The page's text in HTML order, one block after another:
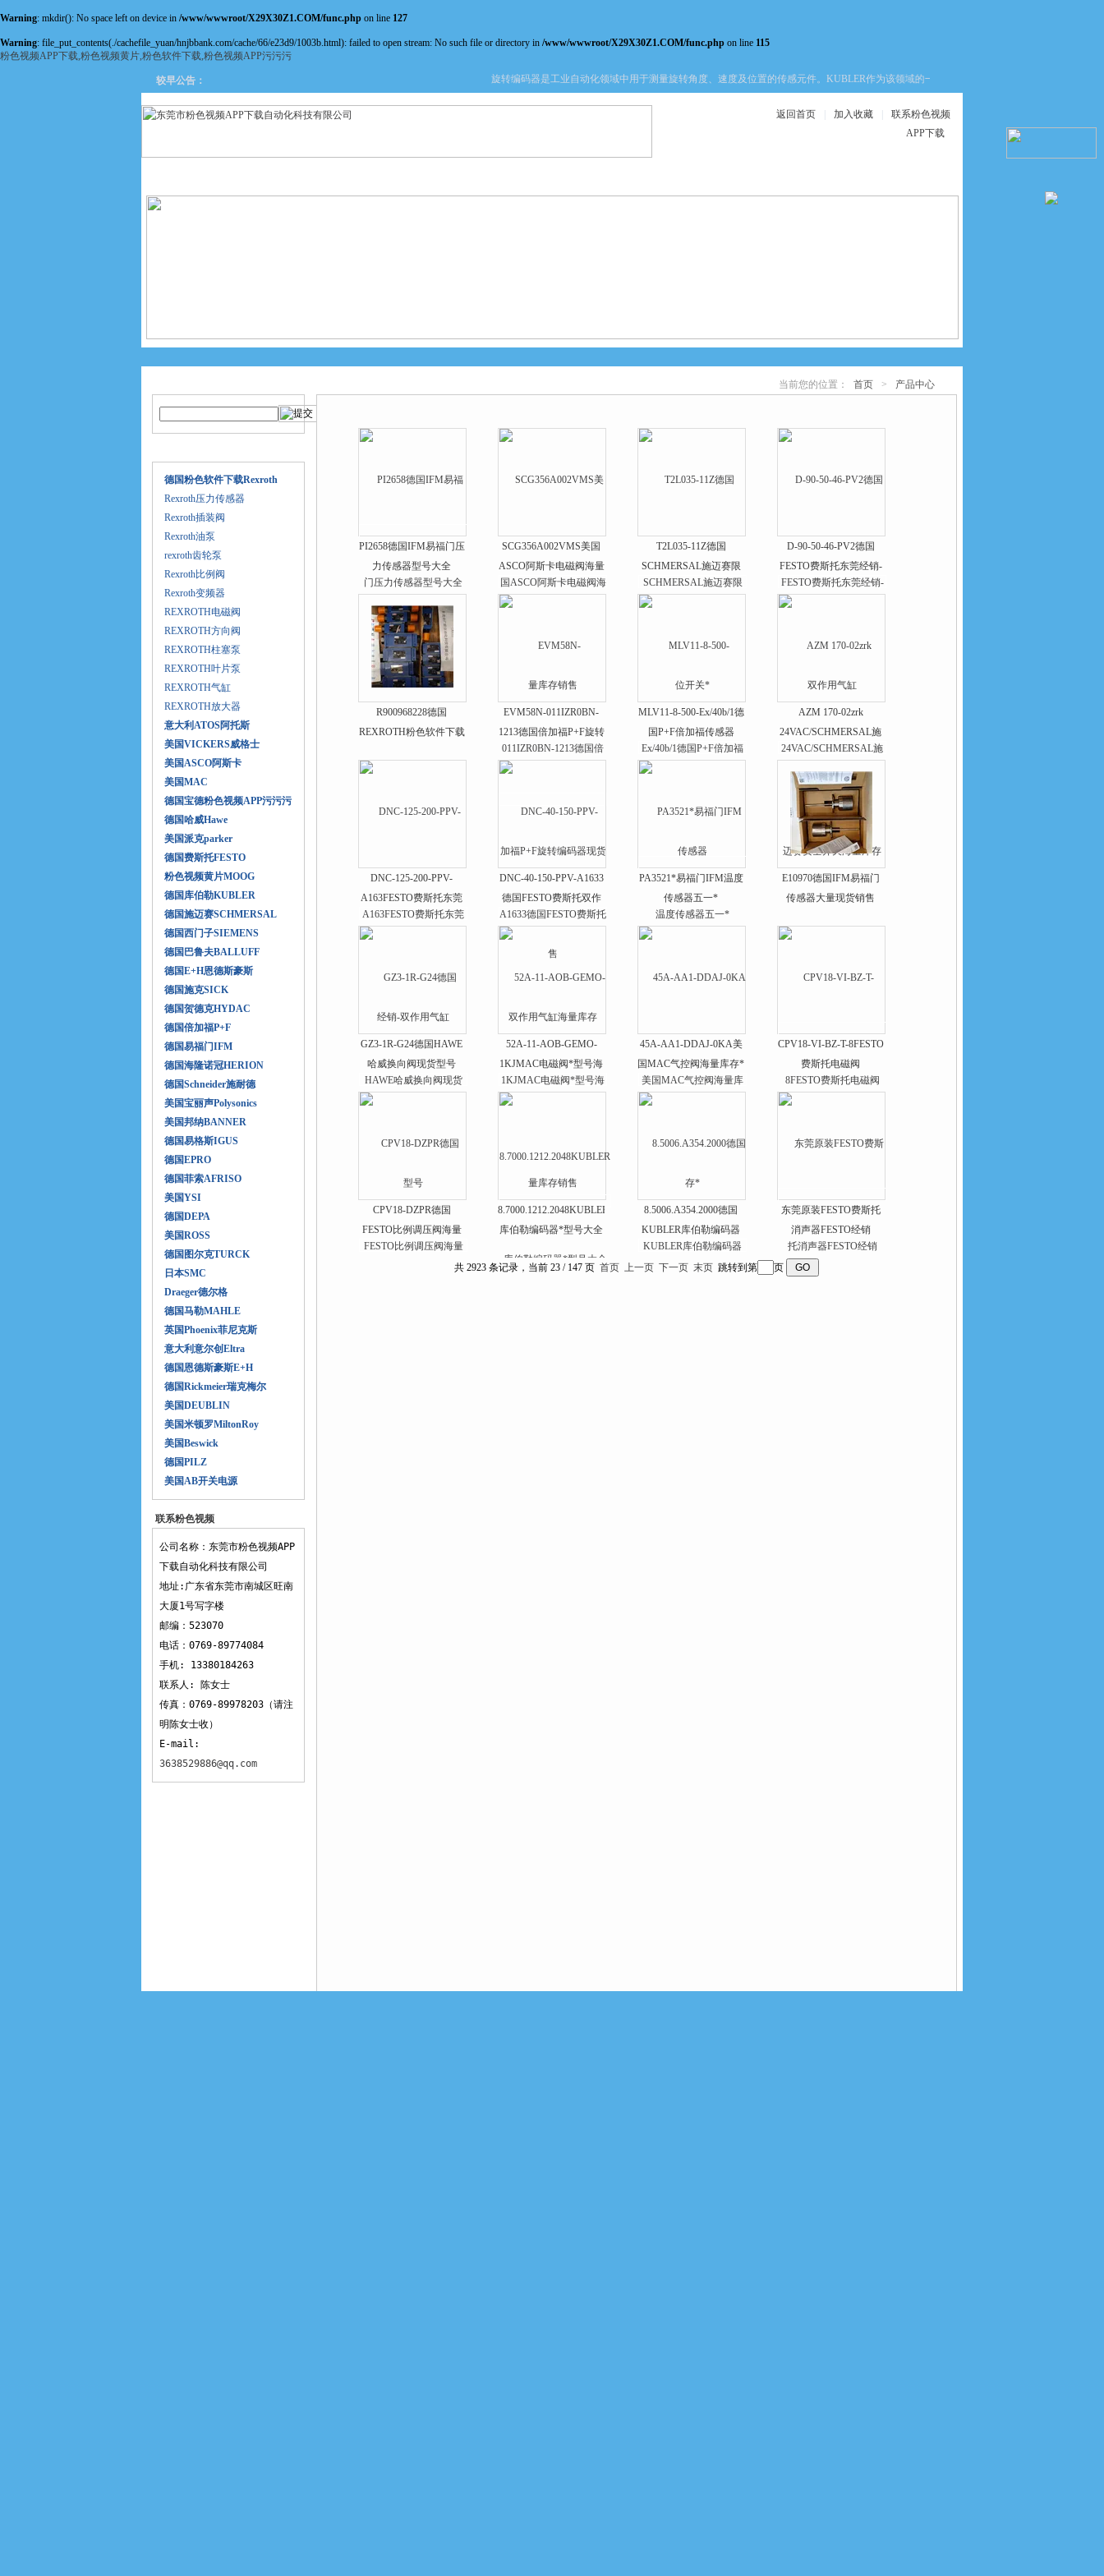
Warning: mkdir(): No space left on device in /www/wwwroot/X29X30Z1.COM/func.php on line 127
Warning: file_put_contents(./cachefile_yuan/hnjbbank.com/cache/66/e23d9/1003b.html): failed to open stream: No such file or directory in /www/wwwroot/X29X30Z1.COM/func.php on line 115
粉色视频APP下载,粉色视频黄片,粉色软件下载,粉色视频APP污污污
较早公告： 旋转编码器是工业自动化领域中用于测量旋转角度、速度及位置的传感元件。KUBLER作为该领域的一个品牌，其产品线覆盖了增量式、绝
返回首页 加入收藏
联系粉色视频
APP下载
下载 下载
德国粉色软件下载Rexroth
Rexroth压力传感器
Rexroth插装阀
Rexroth油泵
rexroth齿轮泵
Rexroth比例阀
Rexroth变频器
REXROTH电磁阀
REXROTH方向阀
REXROTH柱塞泵
REXROTH叶片泵
REXROTH气缸
REXROTH放大器
意大利ATOS阿托斯
美国VICKERS威格士
美国ASCO阿斯卡
美国MAC
德国宝德粉色视频APP污污污
德国哈威Hawe
美国派克parker
德国费斯托FESTO
粉色视频黄片MOOG
德国库伯勒KUBLER
德国施迈赛SCHMERSAL
德国西门子SIEMENS
德国巴鲁夫BALLUFF
德国E+H恩德斯豪斯
德国施克SICK
德国贺德克HYDAC
德国倍加福P+F
德国易福门IFM
德国海隆诺冠HERION
德国Schneider施耐德
美国宝丽声Polysonics
美国邦纳BANNER
德国易格斯IGUS
德国EPRO
德国菲索AFRISO
美国YSI
德国DEPA
美国ROSS
德国图尔克TURCK
日本SMC
Draeger德尔格
德国马勒MAHLE
英国Phoenix菲尼克斯
意大利意尔创Eltra
德国恩德斯豪斯E+H
德国Rickmeier瑞克梅尔
美国DEUBLIN
美国米顿罗MiltonRoy
美国Beswick
德国PILZ
美国AB开关电源
联系粉色视频
APP下载
公司名称：东莞市粉色视频APP
下载自动化科技有限公司
地址:广东省东莞市南城区旺南
大厦1号写字楼
邮编：523070
电话：0769-89774084
手机: 13380184263
联系人: 陈女士
传真：0769-89978203（请注
明陈女士收）
E-mail:
3638529886@qq.com
当前您的位置： 首页 > 产品中心
PI2658德国IFM易福门压
力传感器型号大全
SCG356A002VMS美国
ASCO阿斯卡电磁阀海量
库存销售
T2L035-11Z德国
SCHMERSAL施迈赛限
位开关*
D-90-50-46-PV2德国
FESTO费斯托东莞经销-
双作用气缸
R900968228德国
REXROTH粉色软件下载
EVM58N-011IZR0BN-
1213德国倍加福P+F旋转
编码器现货售
MLV11-8-500-Ex/40b/1德
国P+F倍加福传感器
AZM 170-02zrk
24VAC/SCHMERSAL施
迈赛安全开关海量库存
DNC-125-200-PPV-
A163FESTO费斯托东莞
经销-双作用气缸
DNC-40-150-PPV-A1633
德国FESTO费斯托双作
用气缸海量库存
PA3521*易福门IFM温度
传感器五一*
E10970德国IFM易福门
传感器大量现货销售
GZ3-1R-G24德国HAWE
哈威换向阀现货型号
52A-11-AOB-GEMO-
1KJMAC电磁阀*型号海
量库存销售
45A-AA1-DDAJ-0KA美
国MAC气控阀海量库存*
CPV18-VI-BZ-T-8FESTO
费斯托电磁阀
CPV18-DZPR德国
FESTO比例调压阀海量
库存销售
8.7000.1212.2048KUBLER
库伯勒编码器*型号大全
8.5006.A354.2000德国
KUBLER库伯勒编码器
大量库存
东莞原装FESTO费斯托
消声器FESTO经销
共 2923 条记录，当前 23 / 147 页 首页 上一页 下一页 末页 跳转到第 页